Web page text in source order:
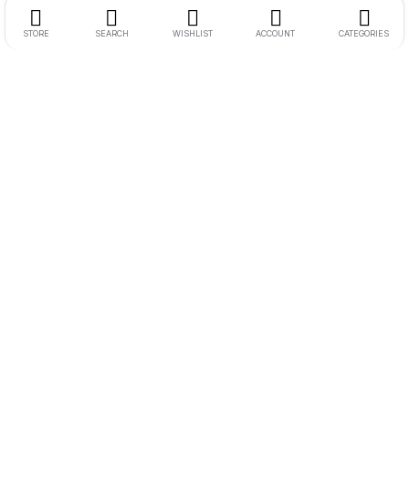
STORE SEARCH WISHLIST ACCOUNT CATEGORIES